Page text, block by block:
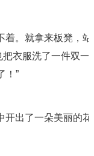
衣服洗了一件双
！”
开出了一朵美丽的花